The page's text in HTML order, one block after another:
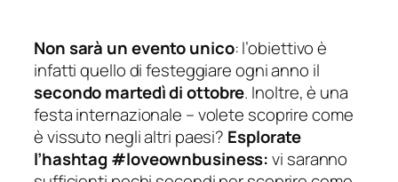
Non sarà un evento unico: l’obiettivo è
infatti quello di festeggiare ogni anno il
secondo martedì di ottobre. Inoltre, è una
festa internazionale – volete scoprire come
è vissuto negli altri paesi? Esplorate
l’hashtag #loveownbusiness:vi saranno